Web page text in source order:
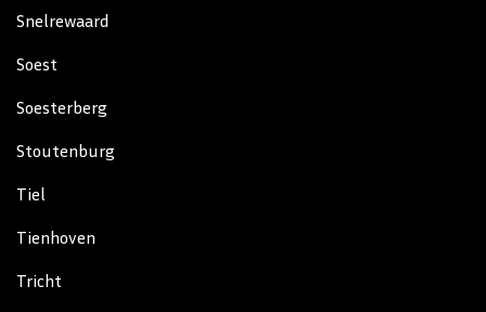
Snelrewaard
Soest
Soesterberg
Stoutenburg
Tiel
Tienhoven
Tricht